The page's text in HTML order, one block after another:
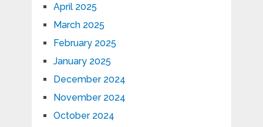
April 2025
March 2025
February 2025
January 2025
December 2024
November 2024
October 2024